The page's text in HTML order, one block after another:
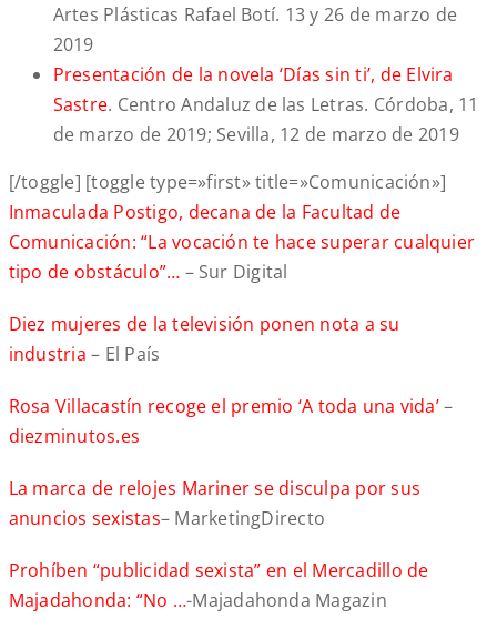
Artes Plásticas Rafael Botí. 13 y 26 de marzo de
2019
Presentación de la novela ‘Días sin ti’, de Elvira
Sastre. Centro Andaluz de las Letras. Córdoba, 11
de marzo de 2019; Sevilla, 12 de marzo de 2019
[/toggle] [toggle type=»first» title=»Comunicación»]
Inmaculada Postigo, decana de la Facultad de
Comunicación: “La vocación te hace superar cualquier
tipo de obstáculo”… – Sur Digital
Diez mujeres de la televisión ponen nota a su
industria – El País
Rosa Villacastín recoge el premio ‘A toda una vida’–
diezminutos.es
La marca de relojes Mariner se disculpa por sus
anuncios sexistas– MarketingDirecto
Prohíben “publicidad sexista” en el Mercadillo de
Majadahonda: “No …-Majadahonda Magazin